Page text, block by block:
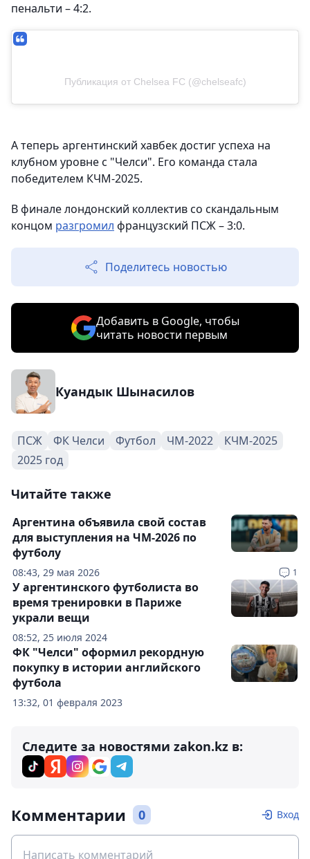
пенальти – 4:2.
Публикация от Chelsea FC (@chelseafc)
А теперь аргентинский хавбек достиг успеха на
клубном уровне с "Челси". Его команда стала
победителем КЧМ-2025.
В финале лондонский коллектив со скандальным
концом разгромил французский ПСЖ – 3:0.
Поделитесь новостью
Добавить в Google, чтобы
читать новости первым
Куандык Шынасилов
ПСЖ ФК Челси Футбол ЧМ-2022
КЧМ-2025
2025 год
Читайте также
08:43, 29 мая 2026 1
Аргентина объявила свой состав
для выступления на ЧМ-2026 по
футболу
08:52, 25 июля 2024
У аргентинского футболиста во
время тренировки в Париже
украли вещи
13:32, 01 февраля 2023
ФК "Челси" оформил рекордную
покупку в истории английского
футбола
Следите за новостями zakon.kz в:
Комментарии 0 Вход